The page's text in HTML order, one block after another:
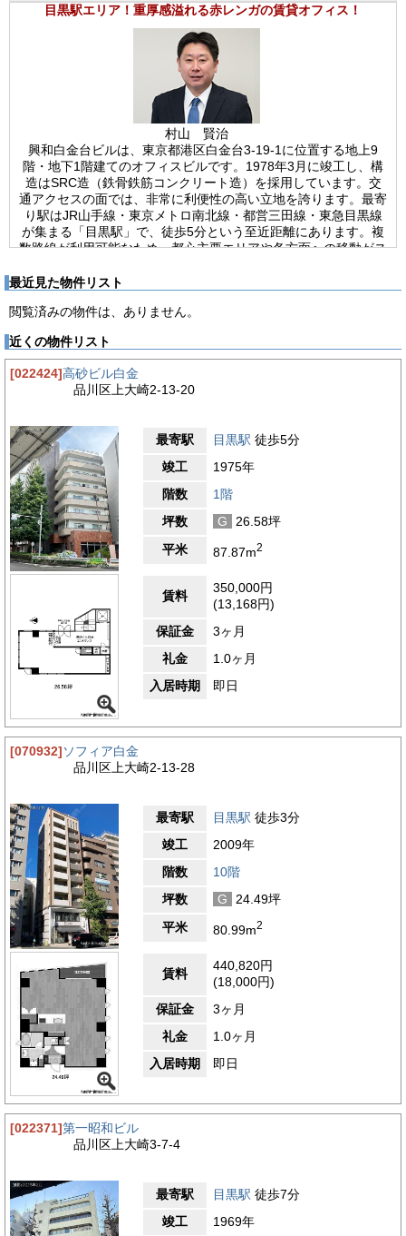
目黒駅エリア！重厚感溢れる赤レンガの賃貸オフィス！
村山 賢治
興和白金台ビルは、東京都港区白金台3-19-1に位置する地上9
階・地下1階建てのオフィスビルです。1978年3月に竣工し、構
造はSRC造（鉄骨鉄筋コンクリート造）を採用しています。交
通アクセスの面では、非常に利便性の高い立地を誇ります。最寄
り駅はJR山手線・東京メトロ南北線・都営三田線・東急目黒線
が集まる「目黒駅」で、徒歩5分という至近距離にあります。複
数路線が利用可能なため、都心主要エリアや各方面への移動がス
手線を利用すれば渋谷、新宿、品川といった主要ターミナル駅へ
町などのビジネス街へも快適に移動できます。設備面では、エレ
もスムーズな移動が可能です。インターネット環境は光回線に対
応しており、高速かつ安定した通信が確保されています。セキュ
リティに関しては機械警備に加えて有人管理も導入されており、
安心感の高い体制が整っています。また、24時間利用可能で使
応した業務にも柔軟に対応できます。室内環境は個別空調方式を
採用しており、フロアや区画ごとに温度を自由に調整することが
できます。床はOAフロア仕様となっており、配線をすっきりと
収めることができるため、レイアウト変更や機器の設置も容易で
す。トイレは室外に男女別で設置され、利用者の利便性と快適性
に配慮された仕様となっています。さらに、駐車場も総数15台
分を備えています。興和白金台ビルは、企業イメージの向上にも
つながる魅力的な物件といえるでしょう。
興和白金台ビルは、東京都港区白金台という都内でも高級住宅街
として知られる落ち着いたエリアに位置しています。周辺は、歴
史と文化、自然が融合した街並みが特徴です。近隣には「東京都
庭園美術館」があり、旧朝香宮邸を活用したアール・デコ様式の
建築と美しい庭園が魅力で、四季折々の自然と芸術に触れること
ができます。また、「国立科学博物館附属自然教育園」も徒歩圏
内にあり、広大な敷地に豊かな自然が広がる静かな空間は、都心
にいながら心身をリフレッシュできるスポットです。オフィスワ
ークの合間に緑に触れられる環境は、働く人々にとって大きな魅
力といえます。一方で、生活利便性の高さもこのエリアの特長で
す。目黒駅周辺には多彩な商業施設が集まり、駅直結の「アトレ
目黒」にはファッション、雑貨、飲食店、食品スーパーなどが揃
対応可能です。また、白金台駅方面へ足を延ばせば「プラチナ通
り」と呼ばれる洗練された並木道があり、高級レストランやおし
ゃれなカフェ、ブティックが立ち並んでいます。落ち着いた街並
みと洗練された雰囲気は、来訪者への印象を高める要素ともなり
ます。業務を支えるインフラも充実しており、銀行や郵便局、ク
リニック、コンビニエンスストアが周辺に点在しています。急な
事務処理や日常的な手続きもスムーズに行えるため、日々の業務
に安心感をもたらします。さらに、飲食店も和食、洋食、中華、
カジュアルなカフェなど幅広く揃っており、ランチタイムや打ち
合わせの場所選びに困ることがありません。治安の良さも白金台
エリアの大きな強みです。高級住宅街としての側面が強く、街は
整然として落ち着きがあり、周辺には大使館やインターナショナ
ルスクールも点在しているため、国際色豊かで安心感のある環境
が形成されています。興和白金台ビルの周辺は、優れた交通アク
セスと高級感のある街並み、自然や文化施設への近さ、そして日
常の利便性を兼ね備えています。働く人々に快適さを提供しつ
つ、訪れる人に洗練された印象を与えることができる点で、ビジ
ネス拠点として極めて魅力的なロケーションといえるでしょう。
【評価】 4.1
駅からの距離
耐震性
エントランス
最近見た物件リスト
閲覧済みの物件は、ありません。
近くの物件リスト
[022424]高砂ビル白金
品川区上大崎2-13-20
最寄駅 目黒駅 徒歩5分
竣工
1975年
階数
1階
坪数
G
26.58坪
平米
87.87m2
賃料
350,000円
(13,168円)
保証金
3ヶ月
礼金
1.0ヶ月
入居時期
即日
[070932]ソフィア白金
品川区上大崎2-13-28
最寄駅 目黒駅 徒歩3分
竣工
2009年
階数
10階
坪数
G
24.49坪
平米
80.99m2
賃料
440,820円
(18,000円)
保証金
3ヶ月
礼金
1.0ヶ月
入居時期
即日
[022371]第一昭和ビル
品川区上大崎3-7-4
最寄駅 目黒駅 徒歩7分
竣工
1969年